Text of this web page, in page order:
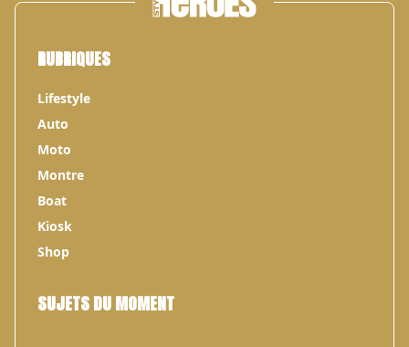
RUBRIQUES
Lifestyle
Auto
Moto
Montre
Boat
Kiosk
Shop
SUJETS DU MOMENT